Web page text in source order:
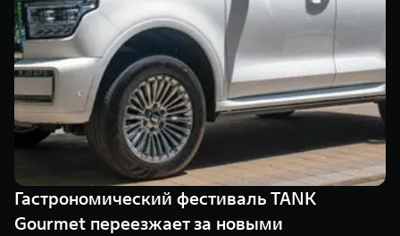
TANK 500
Веди за собой
от 6 499 000 ₽
TANK 700
TANK Финансы
Корпоративным клиентам
TANK ФИНАНСЫ
TANK Кредит
TANK Страхование
Сервис
Специальные предложения
Моторные масла
ЦИФРОВЫЕ СЕРВИСЫ TANK
Цифровые сервисы TANK
Подписки
Гастрономический фестиваль TANK
Gourmet переезжает за новыми